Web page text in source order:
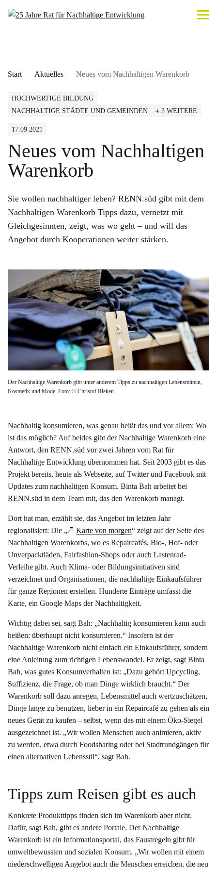
Start Aktuelles Neues vom Nachhaltigen Warenkorb
HOCHWERTIGE BILDUNG
NACHHALTIGE STÄDTE UND GEMEINDEN
3 WEITERE
17.09.2021
Neues vom Nachhaltigen
Warenkorb
Sie wollen nachhaltiger leben? RENN.süd gibt mit dem
Nachhaltigen Warenkorb Tipps dazu, vernetzt mit
Gleichgesinnten, zeigt, was wo geht – und will das
Angebot durch Kooperationen weiter stärken.
Der Nachhaltige Warenkorb gibt unter anderem Tipps zu nachhaltigen Lebensmitteln,
Kosmetik und Mode. Foto: © Christof Rieken
Nachhaltig konsumieren, was genau heißt das und vor allem: Wo
ist das möglich? Auf beides gibt der Nachhaltige Warenkorb eine
Antwort, den RENN.süd vor zwei Jahren vom Rat für
Nachhaltige Entwicklung übernommen hat. Seit 2003 gibt es das
Projekt bereits, heute als Webseite, auf Twitter und Facebook mit
Updates zum nachhaltigen Konsum. Binta Bah arbeitet bei
RENN.süd in dem Team mit, das den Warenkorb managt.
Dort hat man, erzählt sie, das Angebot im letzten Jahr
regionalisiert: Die „
Karte von morgen“ zeigt auf der Seite des
Nachhaltigen Warenkorbs, wo es Repaircafés, Bio-, Hof- oder
Unverpacktläden, Fairfashion-Shops oder auch Lastenrad-
Verleihe gibt. Auch Klima- oder Bildungsinitiativen sind
verzeichnet und Organisationen, die nachhaltige Einkaufsführer
für ganze Regionen erstellen. Hunderte Einträge umfasst die
Karte, ein Google Maps der Nachhaltigkeit.
Wichtig dabei sei, sagt Bah: „Nachhaltig konsumieren kann auch
heißen: überhaupt nicht konsumieren.“ Insofern ist der
Nachhaltige Warenkorb nicht einfach ein Einkaufsführer, sondern
eine Anleitung zum richtigen Lebenswandel. Er zeigt, sagt Binta
Bah, was gutes Konsumverhalten ist: „Dazu gehört Upcycling,
Suffizienz, die Frage, ob man Dinge wirklich braucht.“ Der
Warenkorb soll dazu anregen, Lebensmittel auch wertzuschätzen,
Dinge lange zu benutzen, lieber in ein Repaircafé zu gehen als ein
neues Gerät zu kaufen – selbst, wenn das mit einem Öko-Siegel
ausgezeichnet ist. „Wir wollen Menschen auch animieren, aktiv
zu werden, etwa durch Foodsharing oder bei Stadtrundgängen für
einen alternativen Lebensstil“, sagt Bah.
Tipps zum Reisen gibt es auch
Konkrete Produkttipps finden sich im Warenkorb aber nicht.
Dafür, sagt Bah, gibt es andere Portale. Der Nachhaltige
Warenkorb ist ein Informationsportal, das Faustregeln gibt für
umweltbewussten und sozialen Konsum. „Wir wollen mit einem
niederschwelligen Angebot auch die Menschen erreichen, die neu